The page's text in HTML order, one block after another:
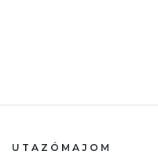
UTAZÓMAJOM